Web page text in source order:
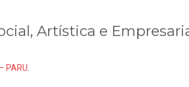
Artística e
PARU